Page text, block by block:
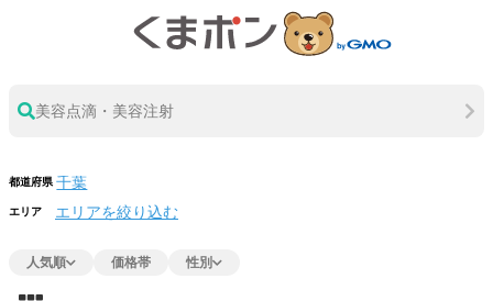
美容点滴・美容注射
都道府県
エリア エリアを絞り込む
人気順 価格帯 性別